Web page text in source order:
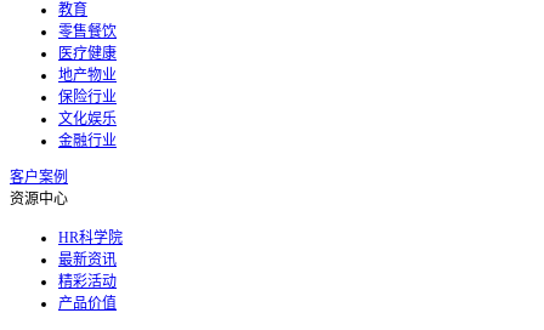
教育
零售餐饮
医疗健康
地产物业
保险行业
文化娱乐
金融行业
客户案例
资源中心
HR科学院
最新资讯
精彩活动
产品价值